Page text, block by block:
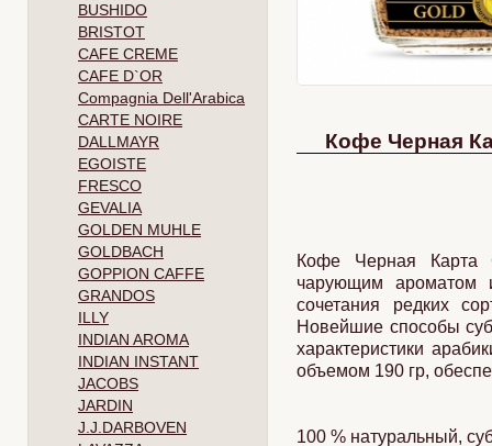
BUSHIDO
BRISTOT
CAFE CREME
CAFE D`OR
Compagnia Dell'Arabica
CARTE NOIRE
DALLMAYR
EGOISTE
FRESCO
GEVALIA
GOLDEN MUHLE
GOLDBACH
GOPPION CAFFE
GRANDOS
ILLY
INDIAN AROMA
INDIAN INSTANT
JACOBS
JARDIN
J.J.DARBOVEN
Кофе Черная
Кофе Черная Карта
чарующим ароматом
сочетания редких
Новейшие способы
характеристики
объемом 190 гр,
100 % натуральный,